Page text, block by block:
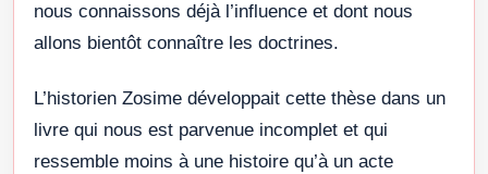
nous connaissons déjà l’influence et dont nous
allons bientôt connaître les doctrines.
L’historien Zosime développait cette thèse dans un
livre qui nous est parvenue incomplet et qui
ressemble moins à une histoire qu’à un acte